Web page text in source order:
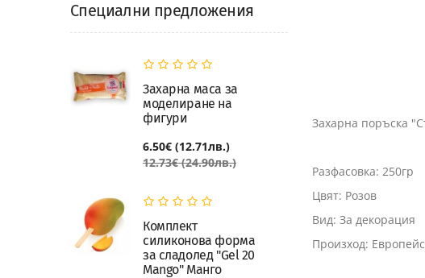
Специални предложения
Захарна маса за
моделиране на
фигури
6.50€ (12.71лв.)
12.73€ (24.90лв.)
Комплект
силиконова форма
за сладолед "Gel 20
Mango" Манго
Захарна поръска
Разфасовка: 250гр
Цвят: Розов
Вид: За декорация
Произход: